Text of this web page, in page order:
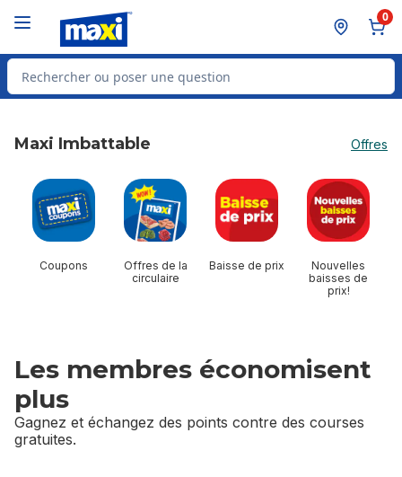
0
Rechercher des produits
Maxi Imbattable Offres
sauter Maxi Imbattable
Coupons
Offres de la
circulaire
Baisse de prix
Nouvelles
baisses de
prix!
Les membres économisent
plus
Gagnez et échangez des points contre des courses
gratuites.